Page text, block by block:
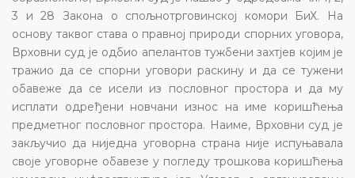
3 и 28 Закона о спољнотрговинској комори БиХ. На
основу таквог става о правној природи спорних уговора,
Врховни суд је одбио апелантов тужбени захтјев којим је
тражио да се спорни уговори раскину и да се тужени
обавеже да се исели из пословног простора и да му
исплати одређени новчани износ на име коришћења
предметног пословног простора. Наиме, Врховни суд је
закључио да ниједна уговорна страна није испуњавала
своје уговорне обавезе у погледу трошкова коришћења